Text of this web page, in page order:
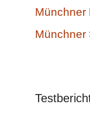
Münchner
Münchner